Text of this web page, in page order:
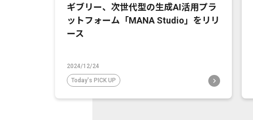
ギブリー、次世代型の生成AI活用プラ
ットフォーム「MANA Studio」をリリ
ース
2024/12/24
Today's PICK UP